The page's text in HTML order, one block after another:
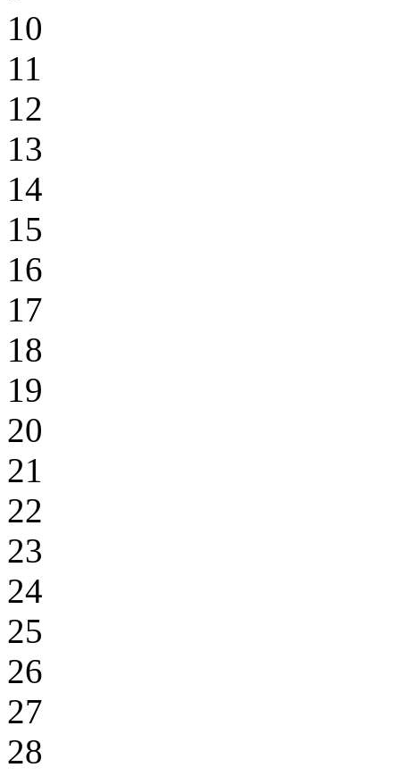
10
11
12
13
14
15
16
17
18
19
20
21
22
23
24
25
26
27
28